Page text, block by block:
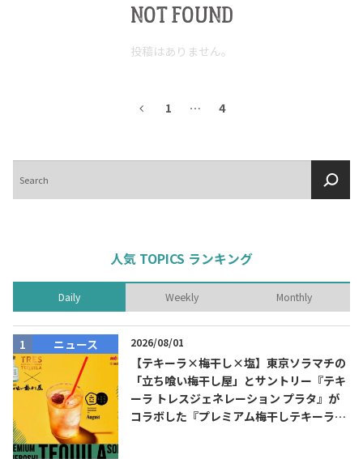
NOT FOUND
投稿はありません。
1 … 4
索
人気 TOPICS ランキング
Daily Weekly Monthly
ニュース 2026/08/01
【テキーラ×梅干し×塩】東京ソラマチの
「立ち喰い梅干し屋」とサントリー『テキ
ーラ トレスジェネレーション プラタ』が
コラボした『プレミアム梅干しテキーラソ